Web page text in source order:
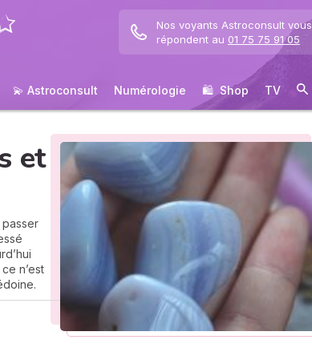
Nos voyants Astroconsult vous
répondent au 01 75 75 91 05
💫 Astroconsult Numérologie 🛍 ️ Shop TV
et
passer
n’est